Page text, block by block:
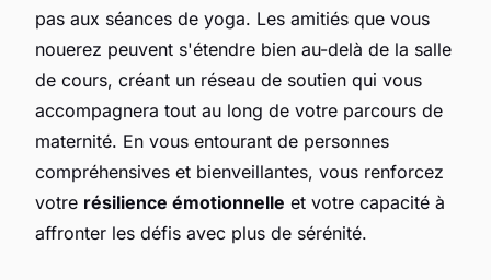
pas aux séances de yoga. Les amitiés que vous
nouerez peuvent s'étendre bien au-delà de la salle
de cours, créant un réseau de soutien qui vous
accompagnera tout au long de votre parcours de
maternité. En vous entourant de personnes
compréhensives et bienveillantes, vous renforcez
votre résilience émotionnelle et votre capacité à
affronter les défis avec plus de sérénité.